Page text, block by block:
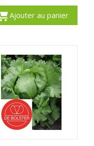
Ajouter au panier